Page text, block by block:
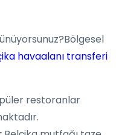
havaalanı transferi
restoranlar